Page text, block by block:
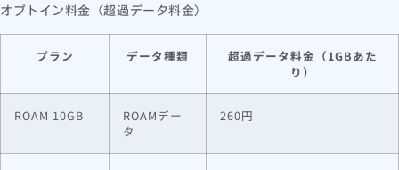
オプトイン料金（超過データ料金）
プラン データ種類
超過データ料金（1GBあた
り）
ROAM 10GB
ROAMデー
タ
260円